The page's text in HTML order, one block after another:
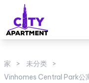
家
未分类
Vinhomes Central Park公